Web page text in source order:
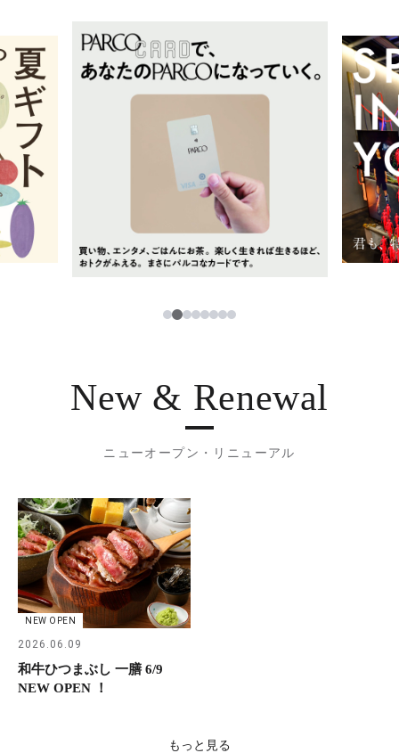
ニュース
レストラン・カフェ
TAX FREE
한국어
ภาษาไทย
日本語
1234567
New & Renewal
ニューオープン・リニューアル
NEW OPEN
2026.06.09
和牛ひつまぶし 一膳 6/9
NEW OPEN ！
もっと見る